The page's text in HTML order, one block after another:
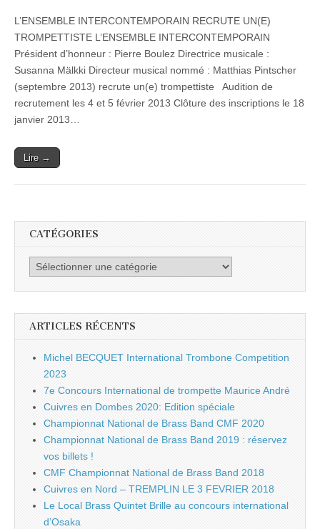
L’ENSEMBLE INTERCONTEMPORAIN RECRUTE UN(E)
TROMPETTISTE L’ENSEMBLE INTERCONTEMPORAIN
Président d’honneur : Pierre Boulez Directrice musicale :
Susanna Mälkki Directeur musical nommé : Matthias Pintscher
(septembre 2013) recrute un(e) trompettiste Audition de
recrutement les 4 et 5 février 2013 Clôture des inscriptions le 18
janvier 2013…
Lire →
CATÉGORIES
Catégories
ARTICLES RÉCENTS
Michel BECQUET International Trombone Competition
2023
7e Concours International de trompette Maurice André
Cuivres en Dombes 2020: Edition spéciale
Championnat National de Brass Band CMF 2020
Championnat National de Brass Band 2019 : réservez
vos billets !
CMF Championnat National de Brass Band 2018
Cuivres en Nord – TREMPLIN LE 3 FEVRIER 2018
Le Local Brass Quintet Brille au concours international
d’Osaka